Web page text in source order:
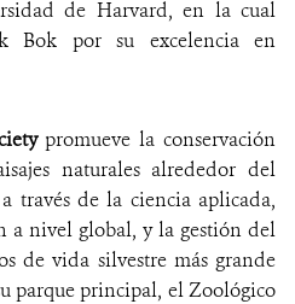
de Harvard, en la cual
Bok por su excelencia en
promueve la conservación
naturales alrededor del
través de la ciencia aplicada,
a nivel global, y la gestión del
de vida silvestre más grande
parque principal, el Zoológico